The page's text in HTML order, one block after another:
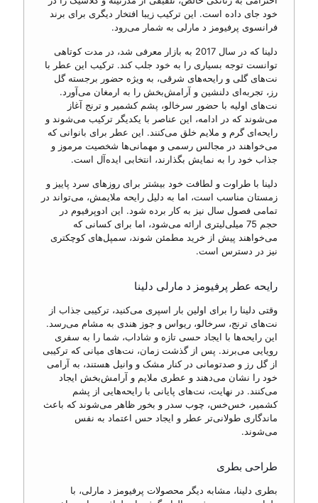
خود جای داده است. این ترکیب زیبا افتخار دیگری برای برند
فرانسوی پرفیومز د مارلی به شمار می‌رود.
دلینا که در سال 2017 به بازار معرفی شد، در مدت کوتاهی
توانست توجه بسیاری را به خود جلب کند. ترکیب این عطر با
نت‌های گلی و رایحه‌های شرقی، به ویژه حضور برجسته گل
رز، تجربه‌ای دلنشین و آرامش‌بخش را به ارمغان می‌آورد.
نت‌های اولیه با حضور سرخالو، پشم کشمیر و ترنج آغاز
می‌شوند که در ادامه، این عناصر با یکدیگر ترکیب می‌شوند و
رایحه‌ای گرم و ملایم خلق می‌کنند. این عطر برای بانوانی که
می‌خواهند در مجالس رسمی و مهمانی‌ها شخصیت مرموز و
جذاب خود را به نمایش بگذارند، انتخابی ایده‌آل است.
دلینا با طراوت و لطافت خود بیشتر برای روزهای سرد پاییز و
زمستان مناسب است، اما به دلیل رایحه ملایمش، می‌تواند در
تمامی فصول سال نیز به کار برده شود. این ادوپرفیوم در
حجم 75 میلی‌لیتری ارائه می‌شود، اما برای کسانی که
می‌خواهند پیش از خرید مطمئن شوند، سمپل‌های کوچکتری
نیز در دسترس است.
رایحه عطر پرفیومز د مارلی دلینا
وقتی دلینا را برای اولین بار اسپری می‌کنید، ترکیبی جذاب از
نت‌های ترنج، سرخالو، ریواس و جوز هندی به مشام می‌رسد.
این رایحه‌ها با ایجاد حسی تازه و شاداب، شما را به سفری
رویایی می‌برند. پس از گذشت زمان، نت‌های میانی که ترکیبی
از گل رز و صدتومانی در کنار مشک و وانیل هستند، به آرامی
خود را نشان می‌دهند و عطری ملایم و آرامش‌بخش ایجاد
می‌کنند. در نهایت، نت‌های پایانی با رایحه‌هایی از پشم
کشمیر، خس‌خس، چوب سدر و بخور ظاهر می‌شوند که باعث
ماندگاری طولانی‌تر عطر و ایجاد حس اعتماد به نفس
می‌شوند.
طراحی بطری
بطری دلینا، مشابه دیگر محصولات پرفیومز د مارلی، با